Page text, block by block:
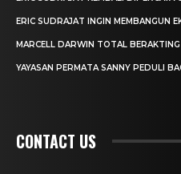
ERIC SUDRAJAT INGIN MEMBANGUN
MARCELL DARWIN TOTAL
YAYASAN PERMATA SANNY PEDULI
CONTACT US